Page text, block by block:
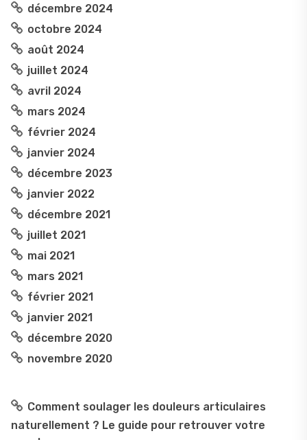
décembre 2024
octobre 2024
août 2024
juillet 2024
avril 2024
mars 2024
février 2024
janvier 2024
décembre 2023
janvier 2022
décembre 2021
juillet 2021
mai 2021
mars 2021
février 2021
janvier 2021
décembre 2020
novembre 2020
Comment soulager les douleurs articulaires
naturellement ? Le guide pour retrouver votre